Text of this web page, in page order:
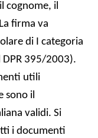
cognome, il
firma va
di I categoria
DPR 395/2003).
utili
sono il
validi. Si
i documenti